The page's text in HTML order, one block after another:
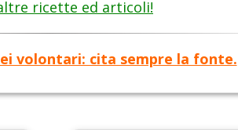
ricette ed articoli!
volontari: cita sempre la fonte.